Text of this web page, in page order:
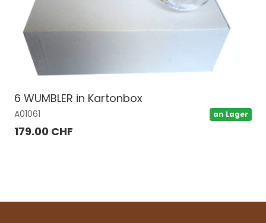
6 WUMBLER in Kartonbox
A01061 an Lager
179.00 CHF